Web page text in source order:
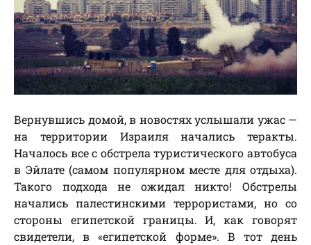
Вернувшись домой, в новостях услышали ужас —
на территории Израиля начались теракты.
Началось все с обстрела туристического автобуса
в Эйлате (самом популярном месте для отдыха).
Такого подхода не ожидал никто! Обстрелы
начались палестинскими террористами, но со
стороны египетской границы. И, как говорят
свидетели, в «египетской форме». В тот день